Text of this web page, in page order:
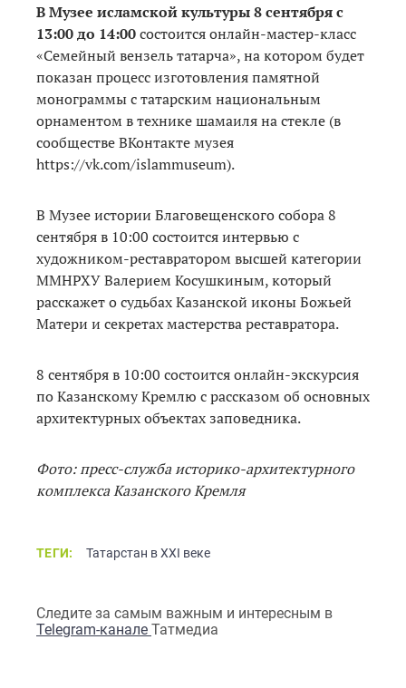
В Музее исламской культуры 8 сентября с
13:00 до 14:00состоится онлайн-мастер-класс
«Семейный вензель татарча», на котором будет
показан процесс изготовления памятной
монограммы с татарским национальным
орнаментом в технике шамаиля на стекле (в
сообществе ВКонтакте музея
https://vk.com/islammuseum).
В Музее истории Благовещенского собора 8
сентября в 10:00 состоится интервью с
художником-реставратором высшей категории
ММНРХУ Валерием Косушкиным, который
расскажет о судьбах Казанской иконы Божьей
Матери и секретах мастерства реставратора.
8 сентября в 10:00 состоится онлайн-экскурсия
по Казанскому Кремлю с рассказом об основных
архитектурных объектах заповедника.
Фото: пресс-служба историко-архитектурного
комплекса Казанского Кремля
ТЕГИ: Татарстан в XXI веке
Следите за самым важным и интересным в
Telegram-канале Татмедиа